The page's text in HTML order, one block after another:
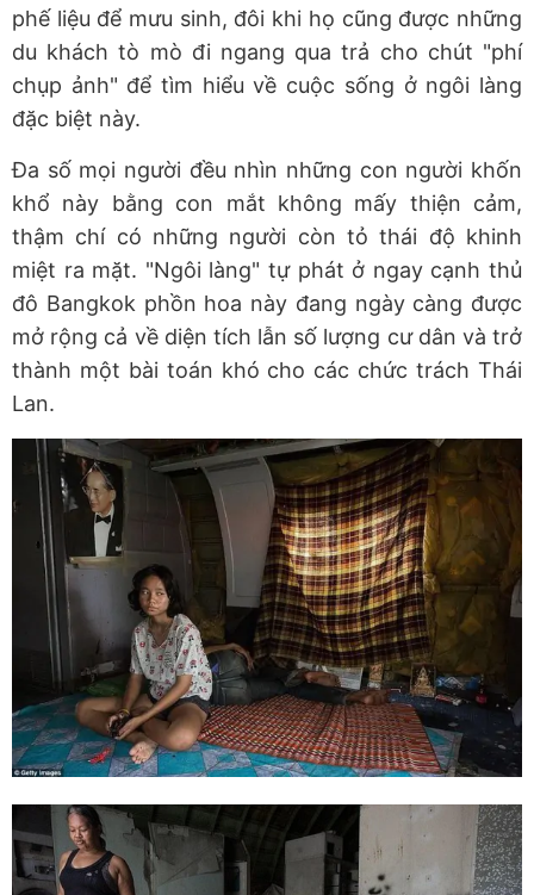
phế liệu để mưu sinh, đôi khi họ cũng được những
du khách tò mò đi ngang qua trả cho chút "phí
chụp ảnh" để tìm hiểu về cuộc sống ở ngôi làng
đặc biệt này.
Đa số mọi người đều nhìn những con người khốn
khổ này bằng con mắt không mấy thiện cảm,
thậm chí có những người còn tỏ thái độ khinh
miệt ra mặt. "Ngôi làng" tự phát ở ngay cạnh thủ
đô Bangkok phồn hoa này đang ngày càng được
mở rộng cả về diện tích lẫn số lượng cư dân và trở
thành một bài toán khó cho các chức trách Thái
Lan.